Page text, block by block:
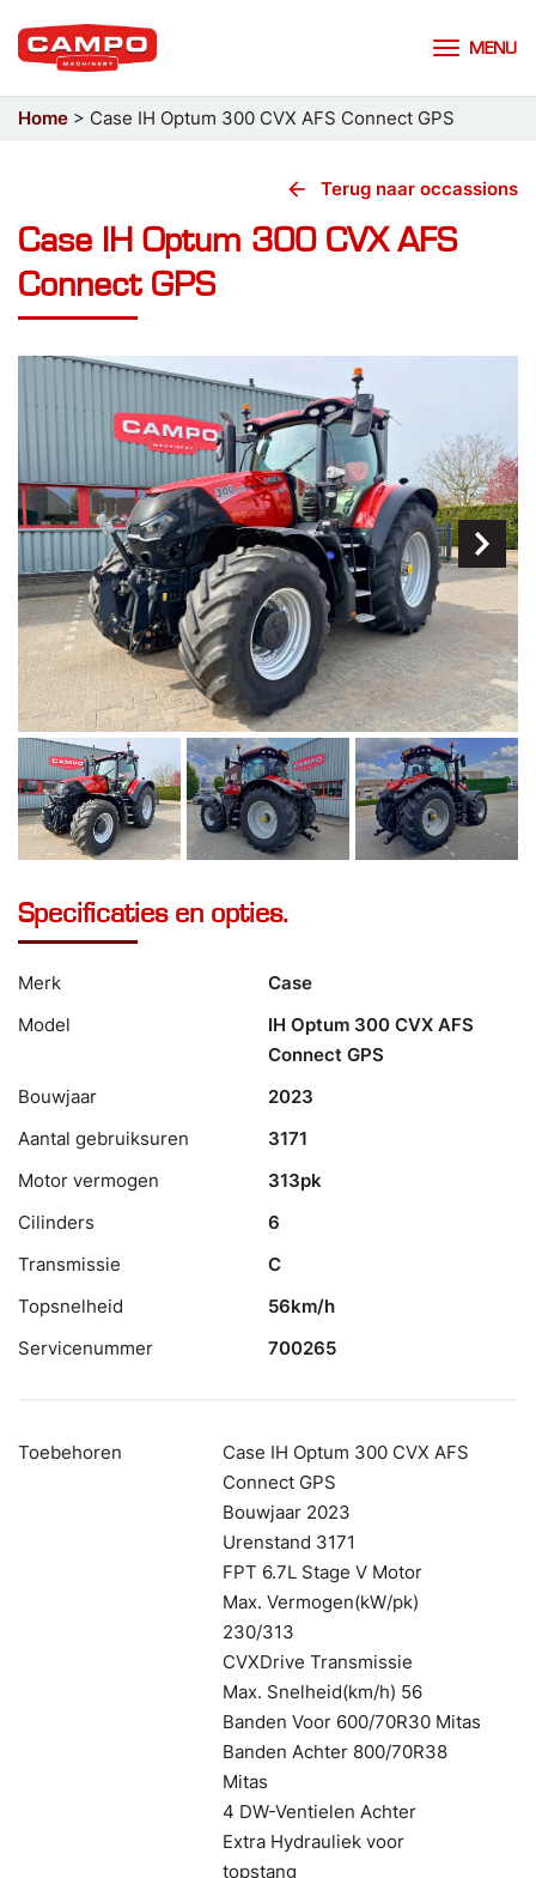
MENU
Home > Case IH Optum 300 CVX AFS Connect GPS
Case IH Optum 300 CVX AFS
Connect GPS
arrow_back Terug naar occassions
Specificaties en opties.
Merk
Case
Model
IH Optum 300 CVX AFS
Connect GPS
Bouwjaar
2023
Aantal gebruiksuren
3171
Motor vermogen
313pk
Cilinders
6
Transmissie
C
Topsnelheid
56km/h
Servicenummer
700265
Toebehoren
Case IH Optum 300 CVX AFS
Connect GPS
Bouwjaar 2023
Urenstand 3171
FPT 6.7L Stage V Motor
Max. Vermogen(kW/pk)
230/313
CVXDrive Transmissie
Max. Snelheid(km/h) 56
Banden Voor 600/70R30 Mitas
Banden Achter 800/70R38
Mitas
4 DW-Ventielen Achter
Extra Hydrauliek voor
topstang